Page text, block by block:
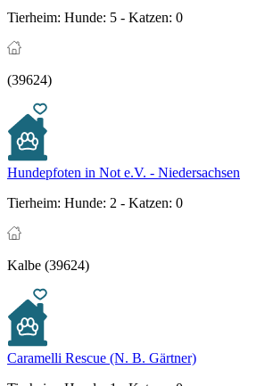
Tierheim: Hunde: 5 - Katzen: 0
(39624)
Hundepfoten in Not e.V. - Niedersachsen
Tierheim: Hunde: 2 - Katzen: 0
Kalbe (39624)
Caramelli Rescue (N. B. Gärtner)